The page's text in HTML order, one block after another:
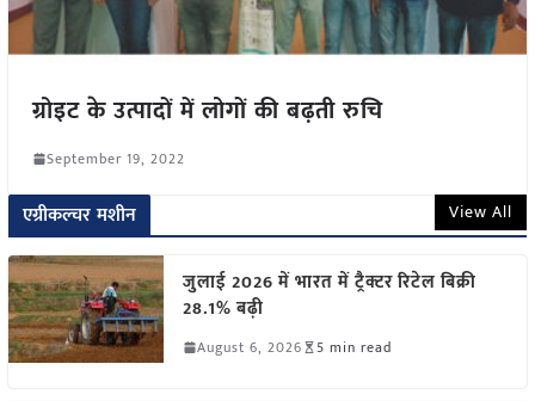
ग्रोइट के उत्पादों में लोगों की बढ़ती रुचि
September 19, 2022
एग्रीकल्चर मशीन View All
जुलाई 2026 में भारत में ट्रैक्टर रिटेल बिक्री
28.1% बढ़ी
August 6, 2026 5 min read